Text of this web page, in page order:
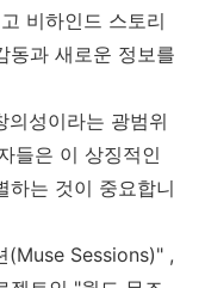
비하인드 스토리
동과 새로운 정보를
의성이라는 광범위
들은 이 상징적인
하는 것이 중요합니
(Muse Sessions)" ,